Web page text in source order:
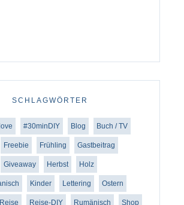
SCHLAGWÖRTER
#30minDIY Blog Buch / TV
Freebie Frühling Gastbeitrag
Giveaway Herbst Holz
Kinder Lettering Ostern
Reise Reise-DIY Rumänisch Shop